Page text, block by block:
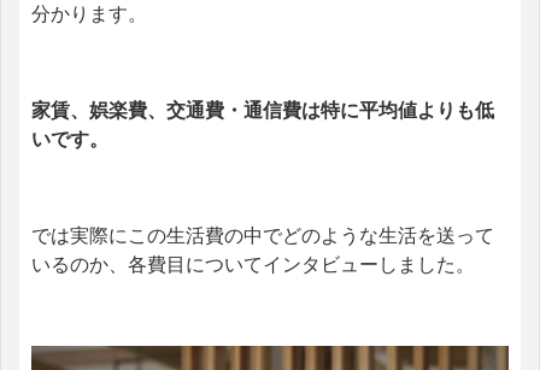
分かります。
家賃、娯楽費、交通費・通信費は特に平均値よりも低
いです。
では実際にこの生活費の中でどのような生活を送って
いるのか、各費目についてインタビューしました。